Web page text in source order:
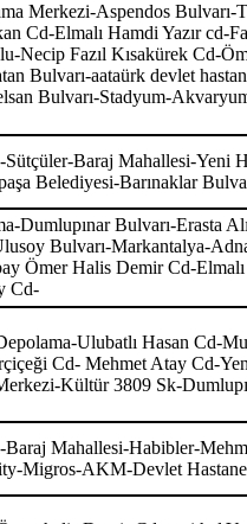
Merkezi-Aspendos Bulvarı-
Cd-Elmalı Hamdi Yazır
Necip Fazıl Kısakürek Cd-
Bulvarı-aataürk devlet
Bulvarı-Stadyum-
Baraj Mahallesi-Yeni
Belediyesi-Barınaklar
Dumlupınar Bulvarı-Erasta
Bulvarı-Markantalya-
Ömer Halis Demir Cd-
Cd-
Ulubatlı Hasan Cd-
Cd- Mehmet Atay Cd-
Kültür 3809 Sk-
Baraj Mahallesi-Habibler-
Migros-AKM-Devlet